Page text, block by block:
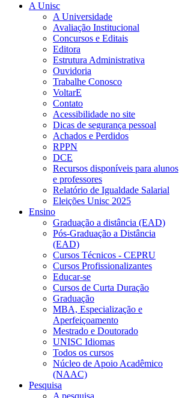
A Unisc
A Universidade
Avaliação Institucional
Concursos e Editais
Editora
Estrutura Administrativa
Ouvidoria
Trabalhe Conosco
VoltarE
Contato
Acessibilidade no site
Dicas de segurança pessoal
Achados e Perdidos
RPPN
DCE
Recursos disponíveis para alunos
e professores
Relatório de Igualdade Salarial
Eleições Unisc 2025
Ensino
Graduação a distância (EAD)
Pós-Graduação a Distância
(EAD)
Cursos Técnicos - CEPRU
Cursos Profissionalizantes
Educar-se
Cursos de Curta Duração
Graduação
MBA, Especialização e
Aperfeiçoamento
Mestrado e Doutorado
UNISC Idiomas
Todos os cursos
Núcleo de Apoio Acadêmico
(NAAC)
Pesquisa
A pesquisa